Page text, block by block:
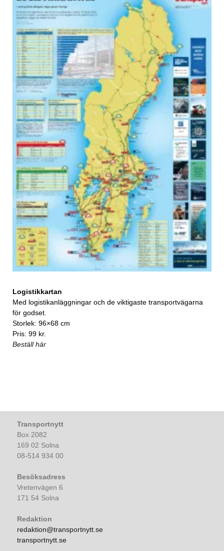
Logistikkartan
Med logistikanläggningar och de viktigaste transportvägarna
för godset.
Storlek: 96×68 cm
Pris: 99 kr.
Beställ här
Transportnytt
Box 2082
169 02 Solna
08-514 934 00
Besöksadress
Vretenvägen 6
171 54 Solna
Redaktion
redaktion@transportnytt.se
transportnytt.se